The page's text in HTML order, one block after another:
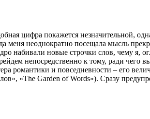
цифра покажется незначительной,
неоднократно посещала мысль
набивали новые строчки слов, чему я,
непосредственно к тому, ради чего
романтики и повседневности – его
«The Garden of Words»). Сразу